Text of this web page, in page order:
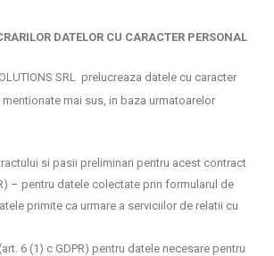
DATELOR CU CARACTER PERSONAL
SRL prelucreaza datele cu caracter
mai sus, in baza urmatoarelor
si pasii preliminari pentru acest contract
– pentru datele colectate prin formularul de
primite ca urmare a serviciilor de relatii cu
6 (1) c GDPR) pentru datele necesare pentru